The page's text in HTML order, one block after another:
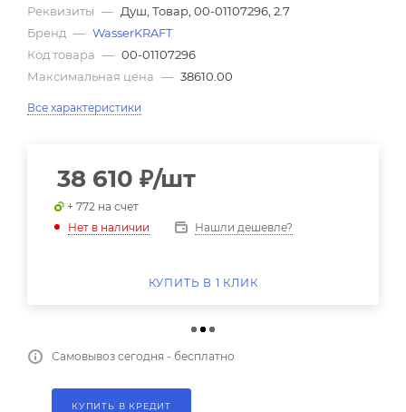
Реквизиты — Душ, Товар, 00-01107296, 2.7
Бренд — WasserKRAFT
Код товара — 00-01107296
Максимальная цена — 38610.00
Все характеристики
38 610 ₽/шт
+ 772 на счет
Нет в наличии
Нашли дешевле?
КУПИТЬ В 1 КЛИК
Самовывоз сегодня - бесплатно
КУПИТЬ В КРЕДИТ